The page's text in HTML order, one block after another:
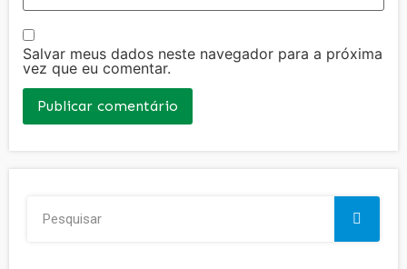
Salvar meus dados neste navegador para a próxima
vez que eu comentar.